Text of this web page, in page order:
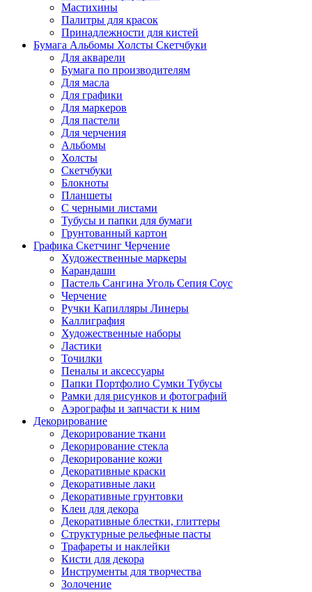
Мастихины
Палитры для красок
Принадлежности для кистей
Бумага Альбомы Холсты Скетчбуки
Для акварели
Бумага по производителям
Для масла
Для графики
Для маркеров
Для пастели
Для черчения
Альбомы
Холсты
Скетчбуки
Блокноты
Планшеты
С черными листами
Тубусы и папки для бумаги
Грунтованный картон
Графика Скетчинг Черчение
Художественные маркеры
Карандаши
Пастель Сангина Уголь Сепия Соус
Черчение
Ручки Капилляры Линеры
Каллиграфия
Художественные наборы
Ластики
Точилки
Пеналы и аксессуары
Папки Портфолио Сумки Тубусы
Рамки для рисунков и фотографий
Аэрографы и запчасти к ним
Декорирование
Декорирование ткани
Декорирование стекла
Декорирование кожи
Декоративные краски
Декоративные лаки
Декоративные грунтовки
Клеи для декора
Декоративные блестки, глиттеры
Структурные рельефные пасты
Трафареты и наклейки
Кисти для декора
Инструменты для творчества
Золочение